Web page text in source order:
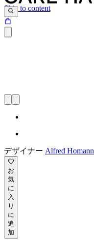
Skip to content
デザイナー Alfred Homann
お
気
に
入
り
に
追
加